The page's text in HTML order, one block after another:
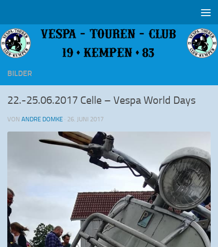
BILDER
22.-25.06.2017 Celle – Vespa World Days
VON ANDRE DOMKE · 26. JUNI 2017